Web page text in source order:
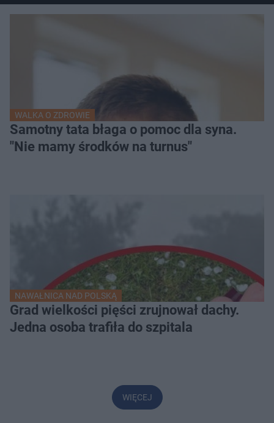
WALKA O ZDROWIE
Samotny tata błaga o pomoc dla syna.
"Nie mamy środków na turnus"
NAWAŁNICA NAD POLSKĄ
Grad wielkości pięści zrujnował dachy.
Jedna osoba trafiła do szpitala
WIĘCEJ